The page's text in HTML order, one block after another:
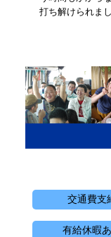
打ち解けられま
交通費支
有給休暇